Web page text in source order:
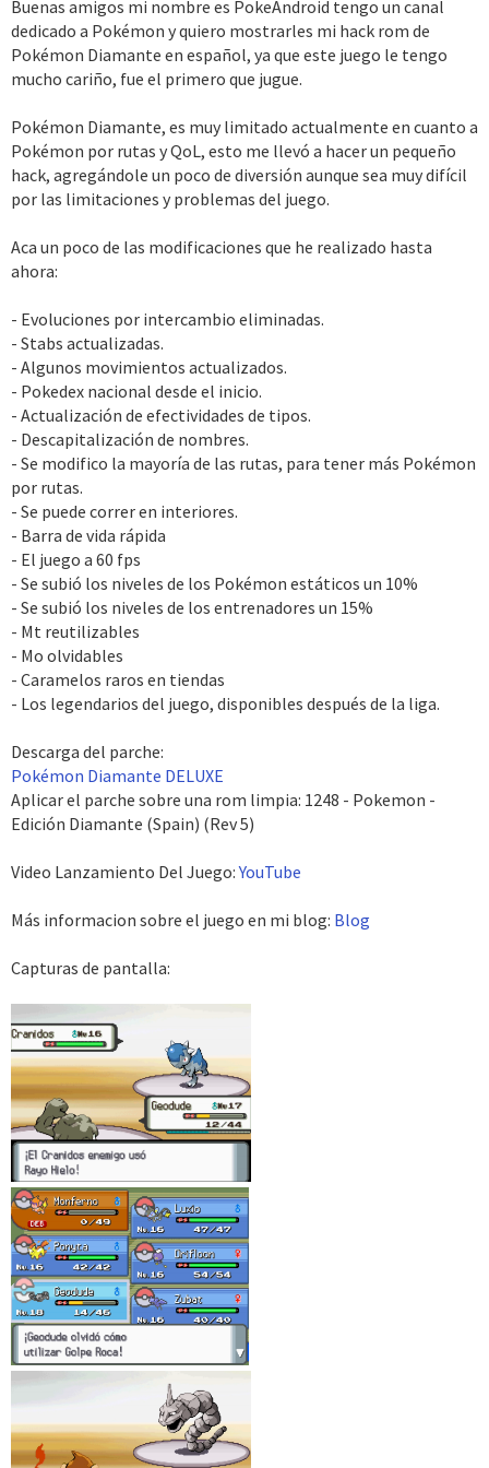
Buenas amigos mi nombre es PokeAndroid tengo un canal
dedicado a Pokémon y quiero mostrarles mi hack rom de
Pokémon Diamante en español, ya que este juego le tengo
mucho cariño, fue el primero que jugue.
Pokémon Diamante, es muy limitado actualmente en cuanto a
Pokémon por rutas y QoL, esto me llevó a hacer un pequeño
hack, agregándole un poco de diversión aunque sea muy difícil
por las limitaciones y problemas del juego.
Aca un poco de las modificaciones que he realizado hasta
ahora:
- Evoluciones por intercambio eliminadas.
- Stabs actualizadas.
- Algunos movimientos actualizados.
- Pokedex nacional desde el inicio.
- Actualización de efectividades de tipos.
- Descapitalización de nombres.
- Se modifico la mayoría de las rutas, para tener más Pokémon
por rutas.
- Se puede correr en interiores.
- Barra de vida rápida
- El juego a 60 fps
- Se subió los niveles de los Pokémon estáticos un 10%
- Se subió los niveles de los entrenadores un 15%
- Mt reutilizables
- Mo olvidables
- Caramelos raros en tiendas
- Los legendarios del juego, disponibles después de la liga.
Descarga del parche:
Pokémon Diamante DELUXE
Aplicar el parche sobre una rom limpia: 1248 - Pokemon -
Edición Diamante (Spain) (Rev 5)
Video Lanzamiento Del Juego:YouTube
Más informacion sobre el juego en mi blog: Blog
Capturas de pantalla: